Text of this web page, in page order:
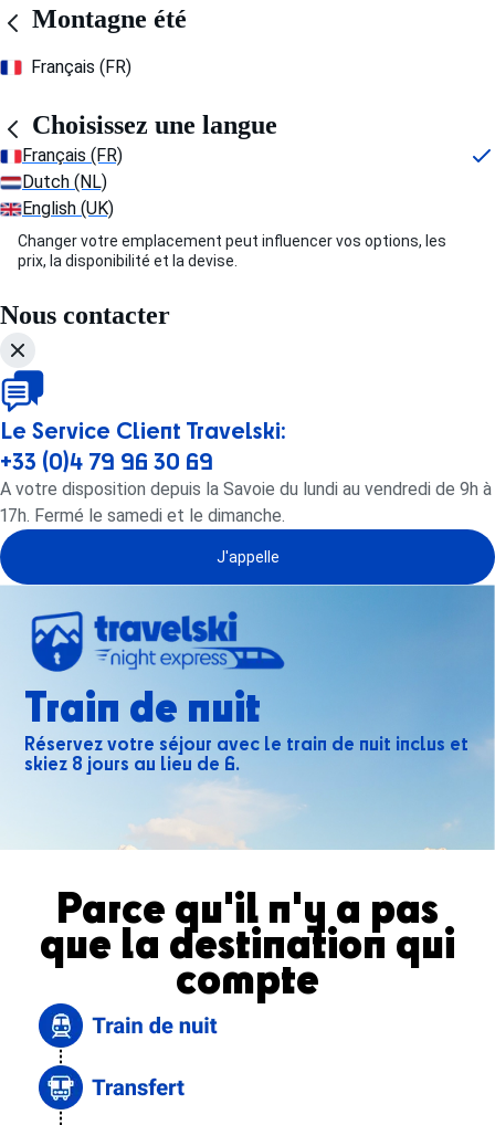
Montagne été
Français (FR)
Choisissez une langue
Français (FR)
Dutch (NL)
English (UK)
Changer votre emplacement peut influencer vos options, les
prix, la disponibilité et la devise.
Nous contacter
Le Service Client Travelski:
+33 (0)4 79 96 30 69
A votre disposition depuis la Savoie du lundi au vendredi de 9h à
17h. Fermé le samedi et le dimanche.
J'appelle
Train de nuit
Réservez votre séjour avec le train de nuit inclus et
skiez 8 jours au lieu de 6.
Parce qu'il n'y a pas
que la destination qui
compte